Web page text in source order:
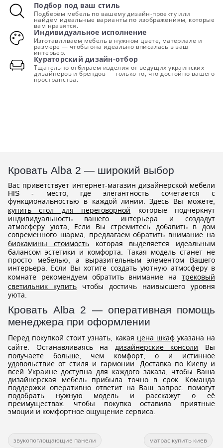
Подбор под ваш стиль
Подберём мебель по вашему дизайн-проекту или
найдём идеальные варианты по изображениям, которые
вам нравятся.
Индивидуальное исполнение
Изготавливаем мебель в нужном цвете, материале и
размере — чтобы она идеально вписалась в ваш
интерьер.
Кураторский дизайн-отбор
Тщательно отбираем изделия от ведущих украинских
дизайнеров и брендов — только то, что достойно вашего
пространства.
Кровать Alba 2 — широкий выбор
Вас приветствует интернет-магазин дизайнерской мебели
HIS - место, где элегантность сочетается с
функциональностью в каждой линии. Здесь Вы можете,
купить стол для переговорной которые подчеркнут
индивидуальность вашего интерьера и создадут
атмосферу уюта, Если Вы стремитесь добавить в дом
современного шарма, предлагаем обратить внимание на
биокамины стоимостькоторая выделяется идеальным
балансом эстетики и комфорта. Такая модель станет не
просто мебелью, а выразительным элементом Вашего
интерьера. Если Вы хотите создать уютную атмосферу в
комнате рекомендуем обратить внимание на трековый
светильник купить чтобы достичь наивысшего уровня
уюта.
Кровать Alba 2 — оперативная помощь
менеджера при оформлении
Перед покупкой стоит узнать, какая цена шкафуказана на
сайте. Останавливаясь на дизайнерские консоли Вы
получаете больше, чем комфорт, о и истинное
удовольствие от стиля и гармонии. Доставка по Киеву и
всей Украине доступна для каждого заказа, чтобы Ваша
дизайнерская мебель прибыла точно в срок. Команда
поддержки оперативно ответит на Ваш запрос. помогут
подобрать нужную модель и расскажут о её
преимуществах. чтобы покупка оставила приятные
эмоции и комфортное ощущение сервиса.
звукопоглощающие панели матрас купить киев